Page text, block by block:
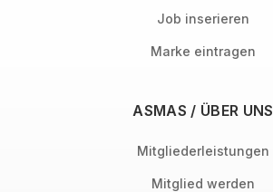
Job inserieren
Marke eintragen
ASMAS / ÜBER UNS
Mitgliederleistungen
Mitglied werden